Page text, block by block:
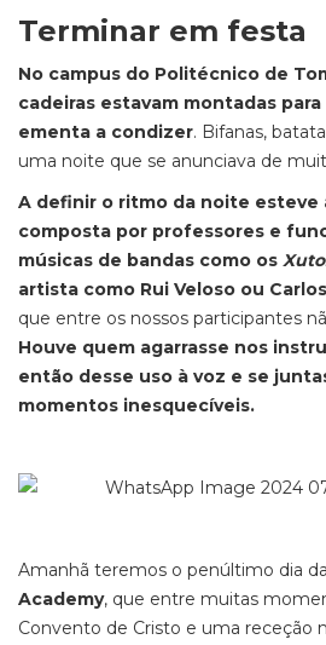
Terminar em festa
No campus do Politécnico de
cadeiras estavam montadas
ementa a condizer. Bifanas,
uma noite que se anunciava de
A definir o ritmo da noite esteve
composta por professores e
músicas de bandas como os
artista como Rui Veloso ou
que entre os nossos participantes
Houve quem agarrasse nos
então desse uso à voz e se
momentos inesquecíveis.
Amanhã teremos o penúltimo dia da
Academy, que entre muitas
Convento de Cristo e uma receção